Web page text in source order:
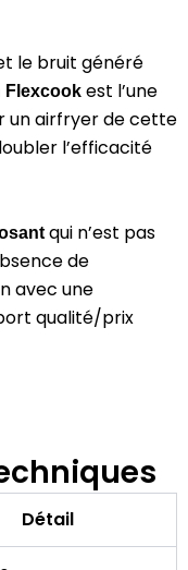
le bruit généré
Flexcook est l’une
un airfryer de cette
l’efficacité
qui n’est pas
de
avec une
qualité/prix
Détail